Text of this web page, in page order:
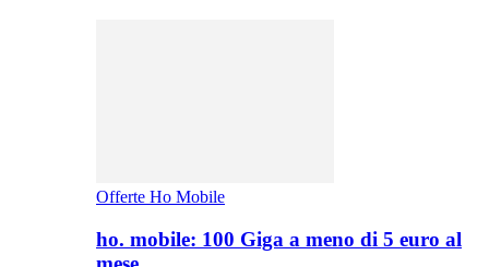
Offerte Ho Mobile
ho. mobile: 100 Giga a meno di 5 euro al